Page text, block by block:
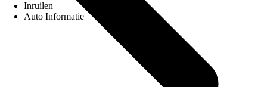
Inruilen
Auto Informatie